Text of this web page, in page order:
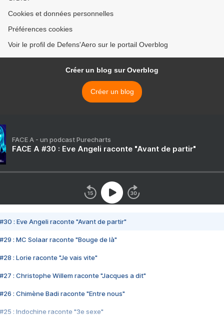
Cookies et données personnelles
Préférences cookies
Voir le profil de Defens'Aero sur le portail Overblog
Créer un blog sur Overblog
Créer un blog
FACE A - un podcast Purecharts
FACE A #30 : Eve Angeli raconte "Avant de partir"
#30 : Eve Angeli raconte "Avant de partir"
#29 : MC Solaar raconte "Bouge de là"
#28 : Lorie raconte "Je vais vite"
#27 : Christophe Willem raconte "Jacques a dit"
#26 : Chimène Badi raconte "Entre nous"
#25 : Indochine raconte "3e sexe"